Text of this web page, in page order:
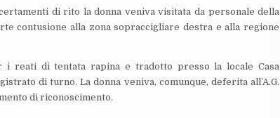
di rito la donna veniva visitata da personale della
contusione alla zona sopraccigliare destra e alla regione
i reati di tentata rapina e tradotto presso la locale Casa
di turno. La donna veniva, comunque, deferita all’A.G.
di riconoscimento.